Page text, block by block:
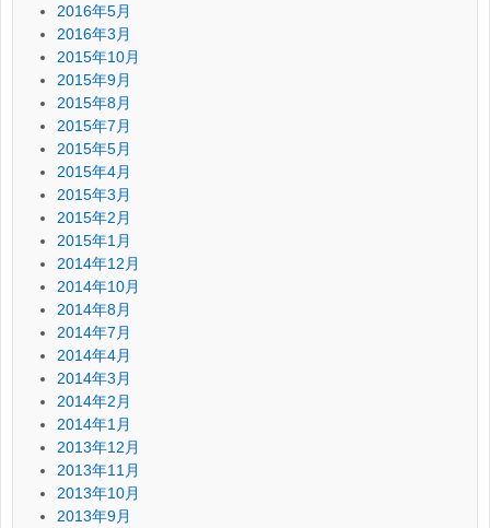
2016年5月
2016年3月
2015年10月
2015年9月
2015年8月
2015年7月
2015年5月
2015年4月
2015年3月
2015年2月
2015年1月
2014年12月
2014年10月
2014年8月
2014年7月
2014年4月
2014年3月
2014年2月
2014年1月
2013年12月
2013年11月
2013年10月
2013年9月